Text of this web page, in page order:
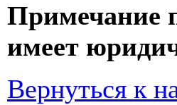
Примечание
имеет
Вернуться к